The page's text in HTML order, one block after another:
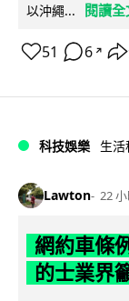
以沖繩...
閱讀全
51 6 ↗
科技娛樂 生活
Lawton 22
網約車條
的士業界